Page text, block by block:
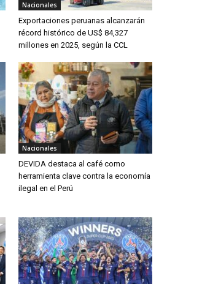
Nacionales
Exportaciones peruanas alcanzarán
récord histórico de US$ 84,327
millones en 2025, según la CCL
Nacionales
DEVIDA destaca al café como
herramienta clave contra la economía
ilegal en el Perú